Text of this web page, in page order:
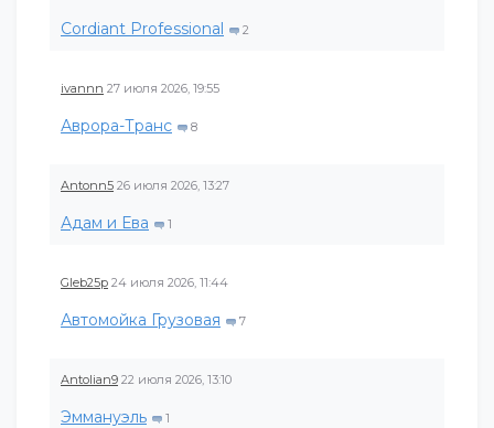
Cordiant Professional 2
ivannn 27 июля 2026, 19:55
Аврора-Транс 8
Antonn5 26 июля 2026, 13:27
Адам и Ева 1
Gleb25p 24 июля 2026, 11:44
Автомойка Грузовая 7
Antolian9 22 июля 2026, 13:10
Эммануэль 1